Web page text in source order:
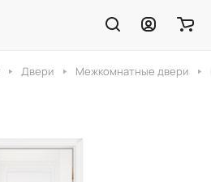
Двери Межкомнатные двери